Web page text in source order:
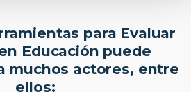
para Evaluar
Educación puede
muchos actores, entre
ellos: